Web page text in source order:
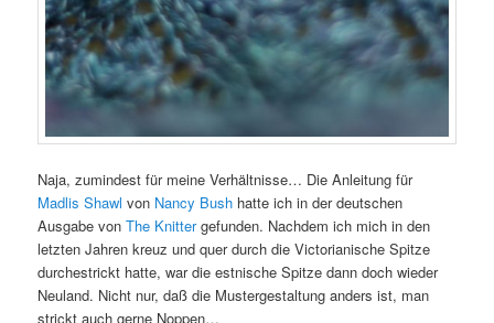
Naja, zumindest für meine Verhältnisse… Die Anleitung für
Madlis Shawl von Nancy Bush hatte ich in der deutschen
Ausgabe vonThe Knittergefunden. Nachdem ich mich in den
letzten Jahren kreuz und quer durch die Victorianische Spitze
durchestrickt hatte, war die estnische Spitze dann doch wieder
Neuland. Nicht nur, daß die Mustergestaltung anders ist, man
strickt auch gerne Noppen…